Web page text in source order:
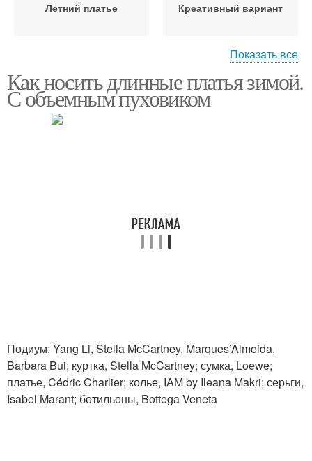
Летний платье Креативный вариант
платье
Образа с платьями
Показать все
Как носить длинные платья зимой.
С объемным пуховиком
Подиум: Yang Li, Stella McCartney, Marques’Almeida,
Barbara Bui; куртка, Stella McCartney; сумка, Loewe;
платье, Cédric Charlier; колье, IAM by Ileana Makri; серьги,
Isabel Marant; ботильоны, Bottega Veneta